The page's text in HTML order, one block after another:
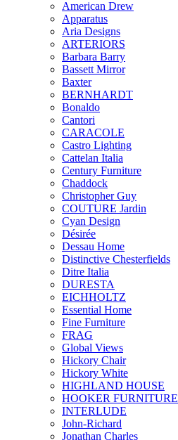
American Drew
Apparatus
Aria Designs
ARTERIORS
Barbara Barry
Bassett Mirror
Baxter
BERNHARDT
Bonaldo
Cantori
CARACOLE
Castro Lighting
Cattelan Italia
Century Furniture
Chaddock
Christopher Guy
COUTURE Jardin
Cyan Design
Désirée
Dessau Home
Distinctive Chesterfields
Ditre Italia
DURESTA
EICHHOLTZ
Essential Home
Fine Furniture
FRAG
Global Views
Hickory Chair
Hickory White
HIGHLAND HOUSE
HOOKER FURNITURE
INTERLUDE
John-Richard
Jonathan Charles